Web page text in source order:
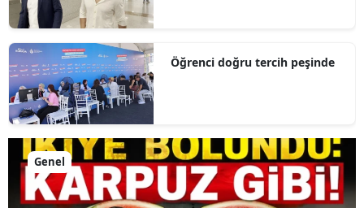
Öğrenci doğru tercih peşinde
Genel